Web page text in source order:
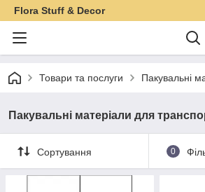
Flora Stuff & Decor
Товари та послуги Пакувальні
Пакувальні матеріали для
Сортування 0